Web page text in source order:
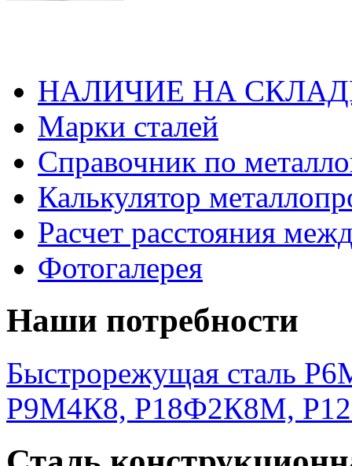
НАЛИЧИЕ НА
Марки сталей
Справочник по
Калькулятор
Расчет расстояния
Фотогалерея
Наши потребности
Быстрорежущая сталь
Р9М4К8, Р18Ф2К8М,